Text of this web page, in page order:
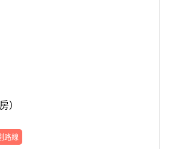
）
路線